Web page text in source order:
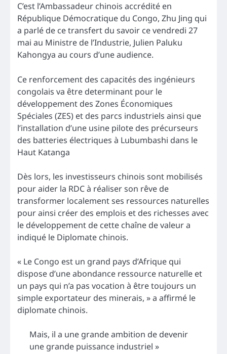
C’est l’Ambassadeur chinois accrédité en
République Démocratique du Congo, Zhu Jing qui
a parlé de ce transfert du savoir ce vendredi 27
mai au Ministre de l’Industrie, Julien Paluku
Kahongya au cours d’une audience.
Ce renforcement des capacités des ingénieurs
congolais va être determinant pour le
développement des Zones Économiques
Spéciales (ZES) et des parcs industriels ainsi que
l’installation d’une usine pilote des précurseurs
des batteries électriques à Lubumbashi dans le
Haut Katanga
Dès lors, les investisseurs chinois sont mobilisés
pour aider la RDC à réaliser son rêve de
transformer localement ses ressources naturelles
pour ainsi créer des emplois et des richesses avec
le développement de cette chaîne de valeur a
indiqué le Diplomate chinois.
« Le Congo est un grand pays d’Afrique qui
dispose d’une abondance ressource naturelle et
un pays qui n’a pas vocation à être toujours un
simple exportateur des minerais, » a affirmé le
diplomate chinois.
Mais, il a une grande ambition de devenir
une grande puissance industriel »